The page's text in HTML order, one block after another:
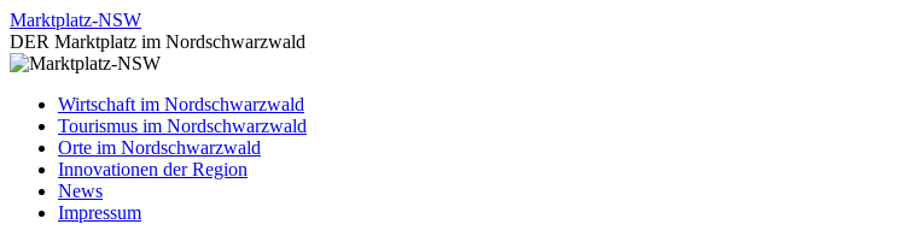
Zum
Inhalt
springen
Marktplatz-NSW
DER Marktplatz im Nordschwarzwald
Wirtschaft im Nordschwarzwald
Tourismus im Nordschwarzwald
Orte im Nordschwarzwald
Innovationen der Region
News
Impressum